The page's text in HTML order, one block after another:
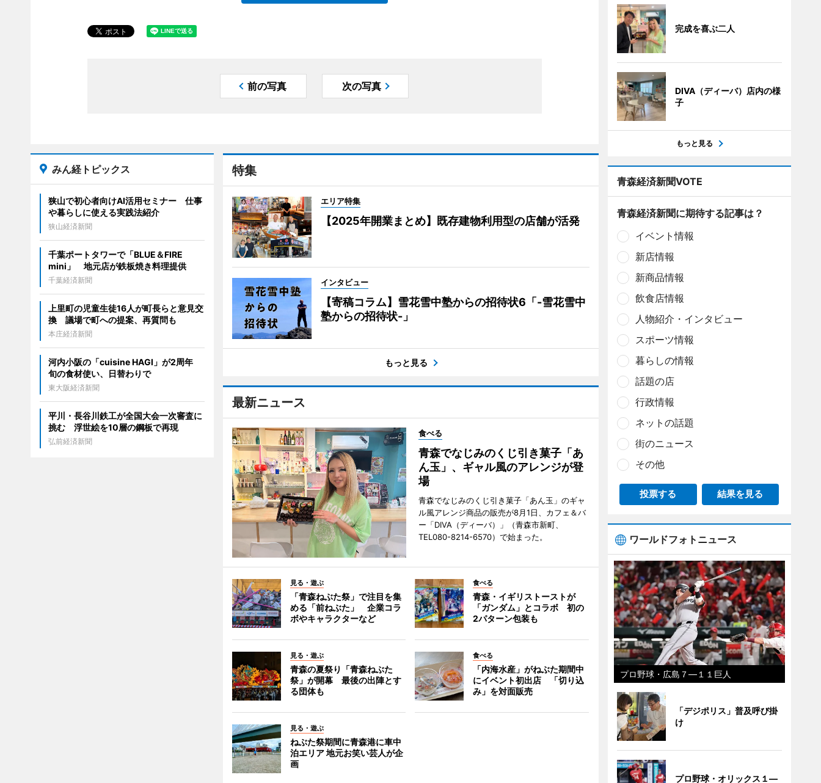
前の写真 次の写真
特集
エリア特集
【2025年開業まとめ】既存建物利用型の店舗が活発
インタビュー
【寄稿コラム】雪花雪中塾からの招待状6「-雪花雪中
塾からの招待状-」
もっと見る
最新ニュース
食べる
青森でなじみのくじ引き菓子「あ
ん玉」、ギャル風のアレンジが登
場
青森でなじみのくじ引き菓子「あん玉」のギャ
ル風アレンジ商品の販売が8月1日、カフェ＆バ
ー「DIVA（ディーバ）」（青森市新町、
TEL080-8214-6570）で始まった。
見る・遊ぶ
「青森ねぶた祭」で注目を集
める「前ねぶた」 企業コラ
ボやキャラクターなど
食べる
青森・イギリストーストが
「ガンダム」とコラボ 初の
2パターン包装も
見る・遊ぶ
青森の夏祭り「青森ねぶた
祭」が開幕 最後の出陣とす
る団体も
食べる
「内海水産」がねぶた期間中
にイベント初出店 「切り込
み」を対面販売
見る・遊ぶ
ねぶた祭期間に青森港に車中
泊エリア 地元お笑い芸人が企
画
みん経トピックス
狭山で初心者向けAI活用セミナー 仕事
や暮らしに使える実践法紹介
狭山経済新聞
千葉ポートタワーで「BLUE＆FIRE
mini」 地元店が鉄板焼き料理提供
千葉経済新聞
上里町の児童生徒16人が町長らと意見交
換 議場で町への提案、再質問も
本庄経済新聞
河内小阪の「cuisine HAGI」が2周年
旬の食材使い、日替わりで
東大阪経済新聞
平川・長谷川鉄工が全国大会一次審査に
挑む 浮世絵を10層の鋼板で再現
弘前経済新聞
完成を喜ぶ二人
DIVA（ディーバ）店内の様
子
もっと見る
青森経済新聞VOTE
青森経済新聞に期待する記事は？
イベント情報
新店情報
新商品情報
飲食店情報
人物紹介・インタビュー
スポーツ情報
暮らしの情報
話題の店
行政情報
ネットの話題
街のニュース
その他
投票する 結果を見る
ワールドフォトニュース
プロ野球・広島７―１１巨人
「デジポリス」普及呼び掛
け
プロ野球・オリックス１―